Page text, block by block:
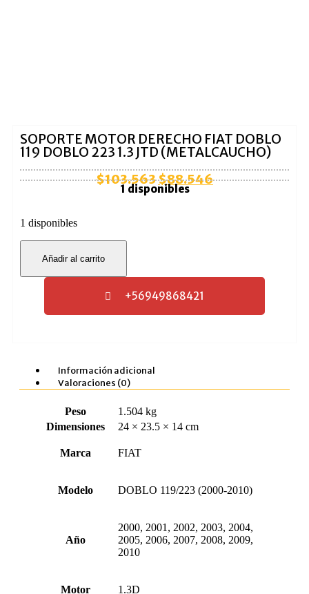
SOPORTE MOTOR DERECHO FIAT DOBLO
119 DOBLO 223 1.3 JTD (METALCAUCHO)
$103.563$88.546
1 disponibles
1 disponibles
Añadir al carrito
+56949868421
Información adicional
Valoraciones (0)
Peso
1.504 kg
Dimensiones
24 × 23.5 × 14 cm
Marca FIAT
Modelo DOBLO 119/223 (2000-2010)
Año
2000, 2001, 2002, 2003, 2004,
2005, 2006, 2007, 2008, 2009,
2010
Motor 1.3D